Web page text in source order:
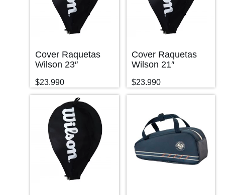
Cover Raquetas
Wilson 23″
$23.990
Cover Raquetas
Wilson 21″
$23.990